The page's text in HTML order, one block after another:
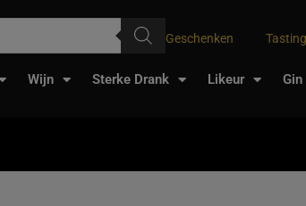
Geschenken
Wijn Sterke Drank Likeur Gin